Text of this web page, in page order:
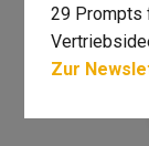
29 Prompts
Zur